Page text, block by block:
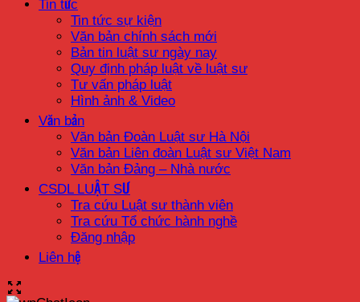
Tin tức
Tin tức sự kiện
Văn bản chính sách mới
Bản tin luật sư ngày nay
Quy định pháp luật về luật sư
Tư vấn pháp luật
Hình ảnh & Video
Văn bản
Văn bản Đoàn Luật sư Hà Nội
Văn bản Liên đoàn Luật sư Việt Nam
Văn bản Đảng – Nhà nước
CSDL LUẬT SƯ
Tra cứu Luật sư thành viên
Tra cứu Tổ chức hành nghề
Đăng nhập
Liên hệ